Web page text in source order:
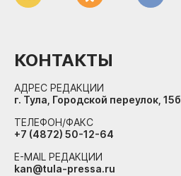
КОНТАКТЫ
АДРЕС РЕДАКЦИИ
г. Тула, Городской переулок, 15б
ТЕЛЕФОН/ФАКС
+7 (4872) 50-12-64
E-MAIL РЕДАКЦИИ
kan@tula-pressa.ru